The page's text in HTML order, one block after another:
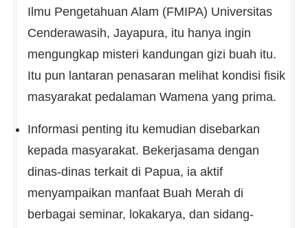
Ilmu Pengetahuan Alam (FMIPA) Universitas
Cenderawasih, Jayapura, itu hanya ingin
mengungkap misteri kandungan gizi buah itu.
Itu pun lantaran penasaran melihat kondisi fisik
masyarakat pedalaman Wamena yang prima.
Informasi penting itu kemudian disebarkan
kepada masyarakat. Bekerjasama dengan
dinas-dinas terkait di Papua, ia aktif
menyampaikan manfaat Buah Merah di
berbagai seminar, lokakarya, dan sidang-